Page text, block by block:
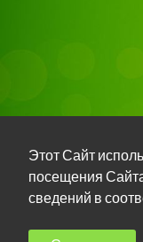
Этот Сайт
посещения
сведений в